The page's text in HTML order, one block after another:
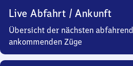
Live Abfahrt / Ankunft
Übersicht der nächsten
ankommenden Züge